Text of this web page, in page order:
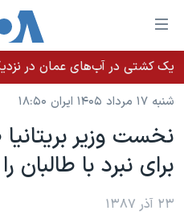
لینکهای
قابل
دسترسی
جهش
محتوای
اصلی
جهش
به
خانه
نسخه سبک وب‌سایت
موضوع ها
ایران
آمریکا
برنامه های تلویزیونی
جدول برنامه ها
شنبه ۱۷ مرداد ۱۴۰۵ ایران ۱۸:۵۰
نخست وزیر
برای نبرد با طالبان
۲۳ آذر ۱۳۸۷